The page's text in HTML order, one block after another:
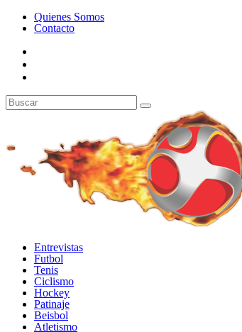
Quienes Somos
Contacto
Entrevistas
Futbol
Tenis
Ciclismo
Hockey
Patinaje
Beisbol
Atletismo